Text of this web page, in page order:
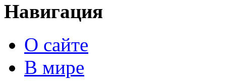
Навигация
О сайте
В мире